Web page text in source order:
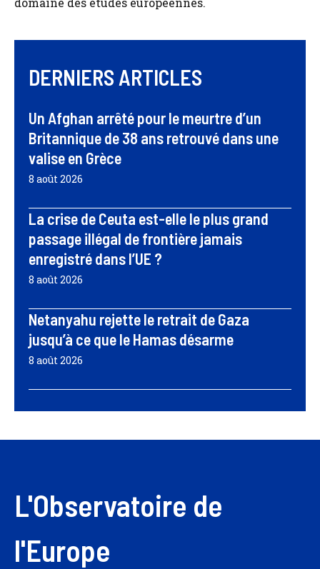
DERNIERS ARTICLES
Un Afghan arrêté pour le meurtre d’un
Britannique de 38 ans retrouvé dans une
valise en Grèce
8 août 2026
La crise de Ceuta est-elle le plus grand
passage illégal de frontière jamais
enregistré dans l’UE ?
8 août 2026
Netanyahu rejette le retrait de Gaza
jusqu’à ce que le Hamas désarme
8 août 2026
L'Observatoire de
l'Europe